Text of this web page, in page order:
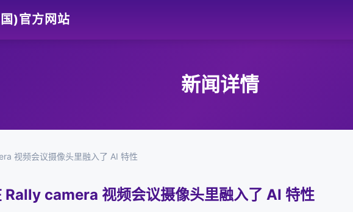
)官方网站
新闻详情
视频会议摄像头里融入了 AI 特性
Rally camera 视频会议摄像头里融入了 AI 特性